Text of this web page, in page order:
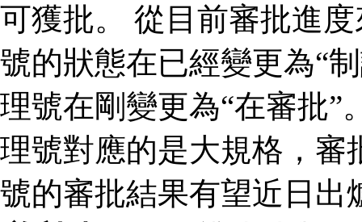
可獲批。 從目前審批進
號的狀態在已經變更為“
理號在剛變更為“在審批”
理號對應的是大規格，審
號的審批結果有望近日出